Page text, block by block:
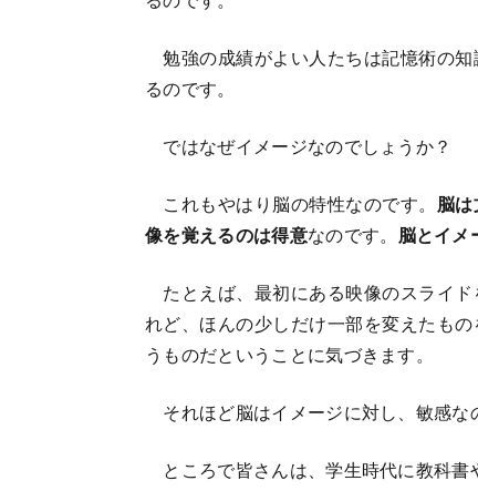
勉強の成績がよい人たちは記憶術の
るのです。
ではなぜイメージなのでしょうか？
これもやはり脳の特性なのです。 脳
像を覚えるのは得意なのです。 脳とイメ
たとえば、最初にある映像のスライ
れど、ほんの少しだけ一部を変えたも
うものだということに気づきます。
それほど脳はイメージに対し、敏感な
ところで皆さんは、学生時代に教科書